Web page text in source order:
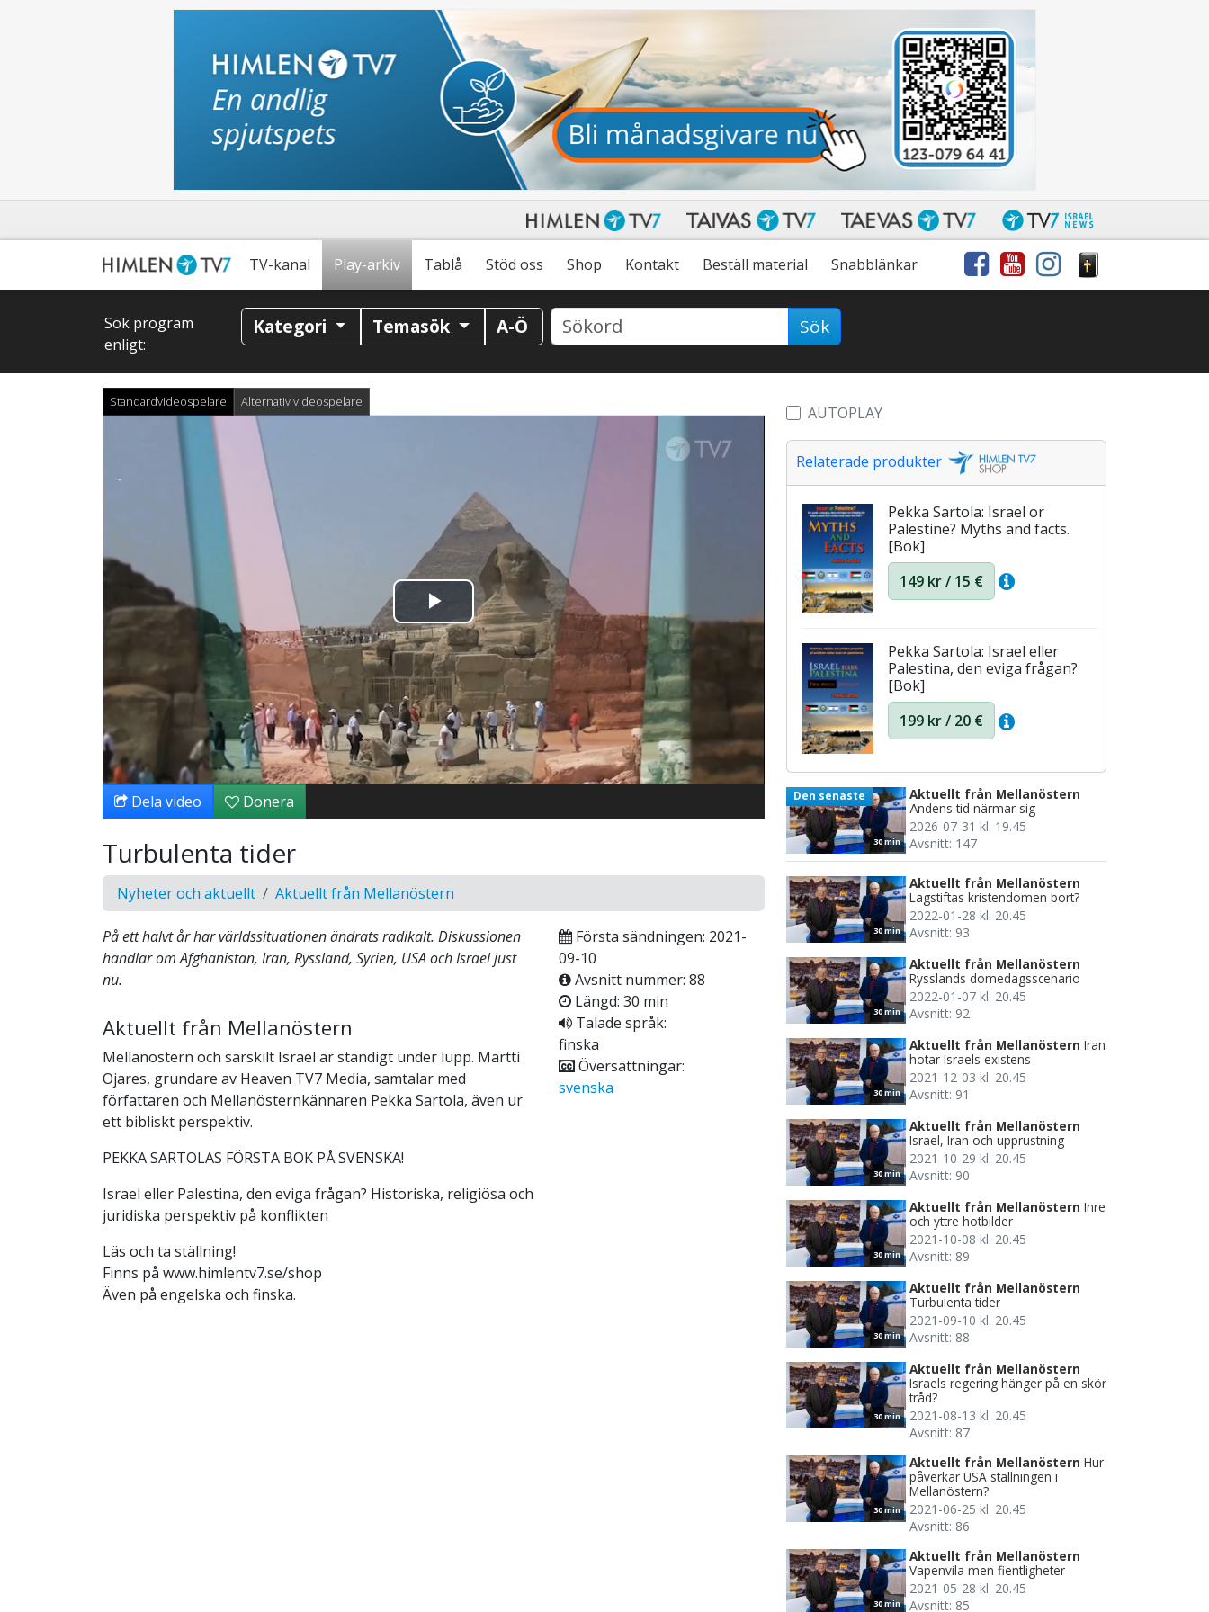
TV-kanal Play-arkiv Tablå Stöd oss Shop Kontakt Beställ material Snabblänkar
Sök program
enligt:
Kategori Temasök A-Ö Sök
Standardvideospelare Alternativ videospelare
Spela
upp
video
Dela video Donera
Turbulenta tider
Nyheter och aktuellt Aktuellt från Mellanöstern
På ett halvt år har världssituationen ändrats radikalt. Diskussionen
handlar om Afghanistan, Iran, Ryssland, Syrien, USA och Israel just
nu.
Aktuellt från Mellanöstern
Mellanöstern och särskilt Israel är ständigt under lupp. Martti
Ojares, grundare av Heaven TV7 Media, samtalar med
författaren och Mellanösternkännaren Pekka Sartola, även ur
ett bibliskt perspektiv.
PEKKA SARTOLAS FÖRSTA BOK PÅ SVENSKA!
Israel eller Palestina, den eviga frågan? Historiska, religiösa och
juridiska perspektiv på konflikten
Läs och ta ställning!
Finns på www.himlentv7.se/shop
Även på engelska och finska.
Första sändningen: 2021-
09-10
Avsnitt nummer: 88
Längd: 30 min
Talade språk:
finska
Översättningar:
svenska
AUTOPLAY
Relaterade produkter
Pekka Sartola: Israel or
Palestine? Myths and facts.
[Bok]
149 kr / 15 €
Pekka Sartola: Israel eller
Palestina, den eviga frågan?
[Bok]
199 kr / 20 €
30 min
Den senaste
Aktuellt från Mellanöstern
Ändens tid närmar sig
2026-07-31 kl. 19.45
Avsnitt: 147
30 min
Aktuellt från Mellanöstern
Lagstiftas kristendomen bort?
2022-01-28 kl. 20.45
Avsnitt: 93
30 min
Aktuellt från Mellanöstern
Rysslands domedagsscenario
2022-01-07 kl. 20.45
Avsnitt: 92
30 min
Aktuellt från Mellanöstern Iran
hotar Israels existens
2021-12-03 kl. 20.45
Avsnitt: 91
30 min
Aktuellt från Mellanöstern
Israel, Iran och upprustning
2021-10-29 kl. 20.45
Avsnitt: 90
30 min
Aktuellt från Mellanöstern Inre
och yttre hotbilder
2021-10-08 kl. 20.45
Avsnitt: 89
30 min
Aktuellt från Mellanöstern
Turbulenta tider
2021-09-10 kl. 20.45
Avsnitt: 88
30 min
Aktuellt från Mellanöstern
Israels regering hänger på en skör
tråd?
2021-08-13 kl. 20.45
Avsnitt: 87
30 min
Aktuellt från Mellanöstern Hur
påverkar USA ställningen i
Mellanöstern?
2021-06-25 kl. 20.45
Avsnitt: 86
30 min
Aktuellt från Mellanöstern
Vapenvila men fientligheter
2021-05-28 kl. 20.45
Avsnitt: 85